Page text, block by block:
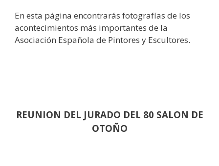
En esta página encontrarás fotografías de los
acontecimientos más importantes de la
Asociación Española de Pintores y Escultores.
REUNION DEL JURADO DEL 80 SALON DE
OTOÑO